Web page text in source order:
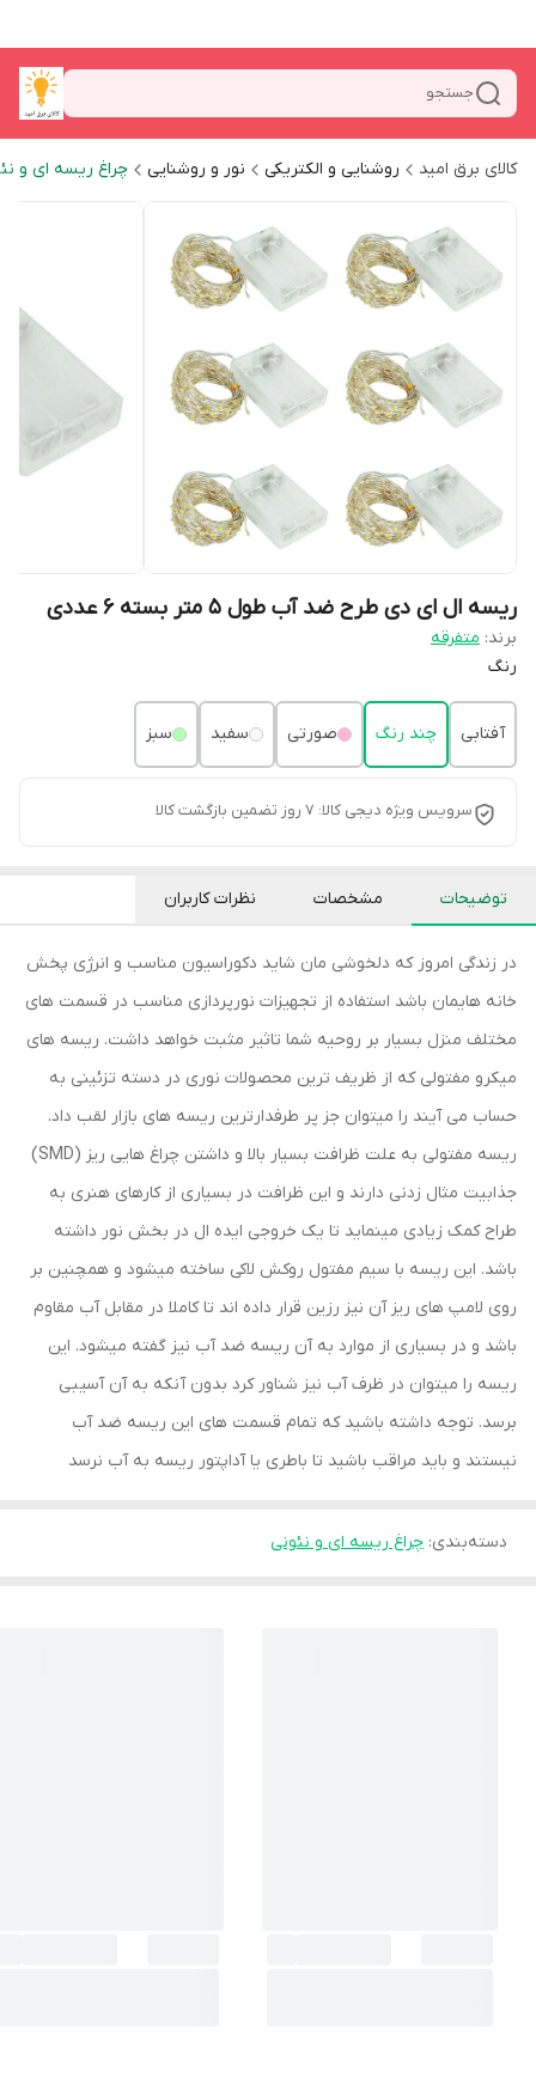
جستجو
کالای برق امید روشنایی و الکتریکی نور و روشنایی چراغ ریسه ای و
ریسه ال ای دی طرح ضد آب طول 5 متر بسته 6 عددی
برند: متفرقه
رنگ
آفتابی چند رنگ صورتی سفید سبز
سرویس ویژه دیجی کالا: 7 روز تضمین بازگشت کالا
توضیحات مشخصات نظرات کاربران
در زندگی امروز که دلخوشی مان شاید دکوراسیون مناسب و انرژی پخش
خانه هایمان باشد استفاده از تجهیزات نورپردازی مناسب در قسمت های
مختلف منزل بسیار بر روحیه شما تاثیر مثبت خواهد داشت. ریسه های
میکرو مفتولی که از ظریف ترین محصولات نوری در دسته تزئینی به
حساب می آیند را میتوان جز پر طرفدارترین ریسه های بازار لقب داد.
ریسه مفتولی به علت ظرافت بسیار بالا و داشتن چراغ هایی ریز (SMD)
جذابیت مثال زدنی دارند و این ظرافت در بسیاری از کارهای هنری به
طراح کمک زیادی مینماید تا یک خروجی ایده ال در بخش نور داشته
باشد. این ریسه با سیم مفتول روکش لاکی ساخته میشود و همچنین بر
روی لامپ های ریز آن نیز رزین قرار داده اند تا کاملا در مقابل آب مقاوم
باشد و در بسیاری از موارد به آن ریسه ضد آب نیز گفته میشود. این
ریسه را میتوان در ظرف آب نیز شناور کرد بدون آنکه به آن آسیبی
برسد. توجه داشته باشید که تمام قسمت های این ریسه ضد آب
نیستند و باید مراقب باشید تا باطری یا آداپتور ریسه به آب نرسد
دسته‌بندی: چراغ ریسه ای و نئونی